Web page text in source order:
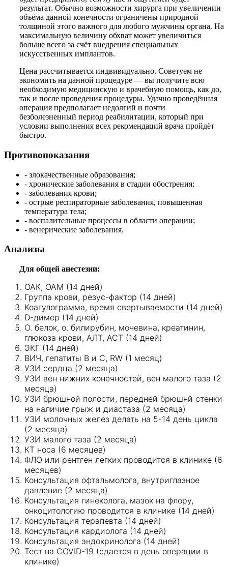
результат. Обычно возможности хирурга при увеличении
объёма данной конечности ограничены природной
толщиной этого важного для любого мужчины органа. На
максимальную величину обхват может увеличиться
больше всего за счёт внедрения специальных
искусственных имплантов.
Цена рассчитывается индвивидуально. Советуем не
экономить на данной процедуре — вы получите всю
необходимую медицинскую и врачебную помощь, как до,
так и после проведения процедуры. Удачно проведённая
операция предполагает недолгий и почти
безболезненный период реабилитации, который при
условии выполнения всех рекомендаций врача пройдёт
быстро.
Противопоказания
- злокачественные образования;
- хронические заболевания в стадии обострения;
- заболевания крови;
- острые респираторные заболевания, повышенная
температура тела;
- воспалительные процессы в области операции;
- венерические заболевания.
Анализы
Для общей анестезии:
ОАК, ОАМ (14 дней)
Группа крови, резус-фактор (14 дней)
Коагулограмма, время свертываемости (14 дней)
D-димер (14 дней)
О. белок, о. билирубин, мочевина, креатинин,
глюкоза крови, АЛТ, АСТ (14 дней)
ЭКГ (14 дней)
ВИЧ, гепатиты В и С, RW (1 месяц)
УЗИ сердца (2 месяца)
УЗИ вен нижних конечностей, вен малого таза (2
месяца)
УЗИ брюшной полости, передней брюшнй стенки
на наличие грыж и диастаза (2 месяца)
УЗИ молочных желез делать на 5-14 день цикла
(2 месяца)
УЗИ малого таза (2 месяца)
КТ носа (6 месяцев)
ФЛО или рентген легких проводится в клинике (6
месяцев)
Консультация офтальмолога, внутриглазное
давление (2 месяца)
Консультация гинеколога, мазок на флору,
онкоцитологию проводится в клинике (14 дней)
Консультация терапевта (14 дней)
Консультация кардиолога (14 дней)
Консультация эндокринолога (14 дней)
Тест на COVID-19 (сдается в день операции в
клинике)